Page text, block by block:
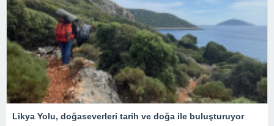
Likya Yolu, doğaseverleri tarih ve doğa ile buluşturuyor